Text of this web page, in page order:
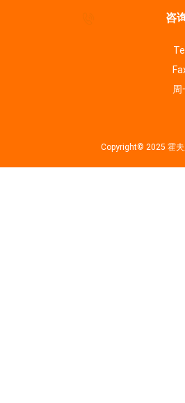
咨
周
Copyright© 2025 霍